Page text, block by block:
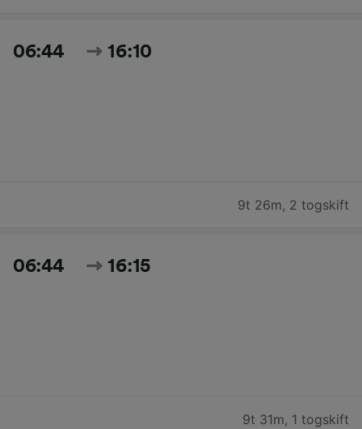
06:44 16:10
9t 26m, 2 togskift
06:44 16:15
9t 31m, 1 togskift